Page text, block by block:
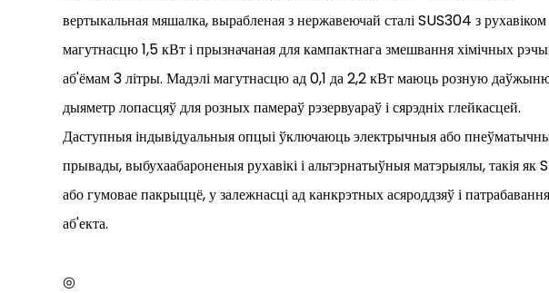
вертыкальная мяшалка, вырабленая з нержавеючай сталі SUS304 з рухавіком
магутнасцю 1,5 кВт і прызначаная для кампактнага змешвання хімічных
аб'ёмам 3 літры. Мадэлі магутнасцю ад 0,1 да 2,2 кВт маюць розную
дыяметр лопасцяў для розных памераў рэзервуараў і сярэдніх глейкасцей.
Даступныя індывідуальныя опцыі ўключаюць электрычныя або
прывады, выбухаабароненыя рухавікі і альтэрнатыўныя матэрыялы, такія як
або гумовае пакрыццё, у залежнасці ад канкрэтных асяроддзяў і
аб'екта.
◎